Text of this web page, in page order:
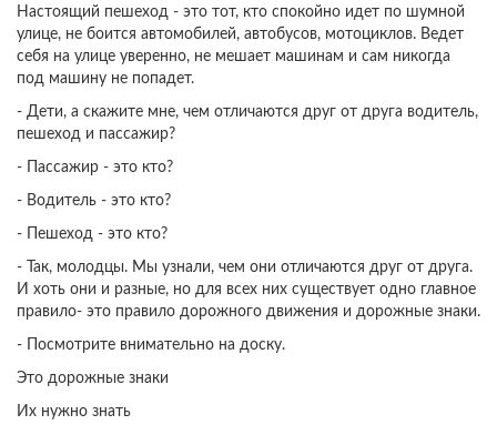
Настоящий пешеход - это тот, кто спокойно идет по шумной
улице, не боится автомобилей, автобусов, мотоциклов. Ведет
себя на улице уверенно, не мешает машинам и сам никогда
под машину не попадет.
- Дети, а скажите мне, чем отличаются друг от друга водитель,
пешеход и пассажир?
- Пассажир - это кто?
- Водитель - это кто?
- Пешеход - это кто?
- Так, молодцы. Мы узнали, чем они отличаются друг от друга.
И хоть они и разные, но для всех них существует одно главное
правило- это правило дорожного движения и дорожные знаки.
- Посмотрите внимательно на доску.
Это дорожные знаки
Их нужно знать